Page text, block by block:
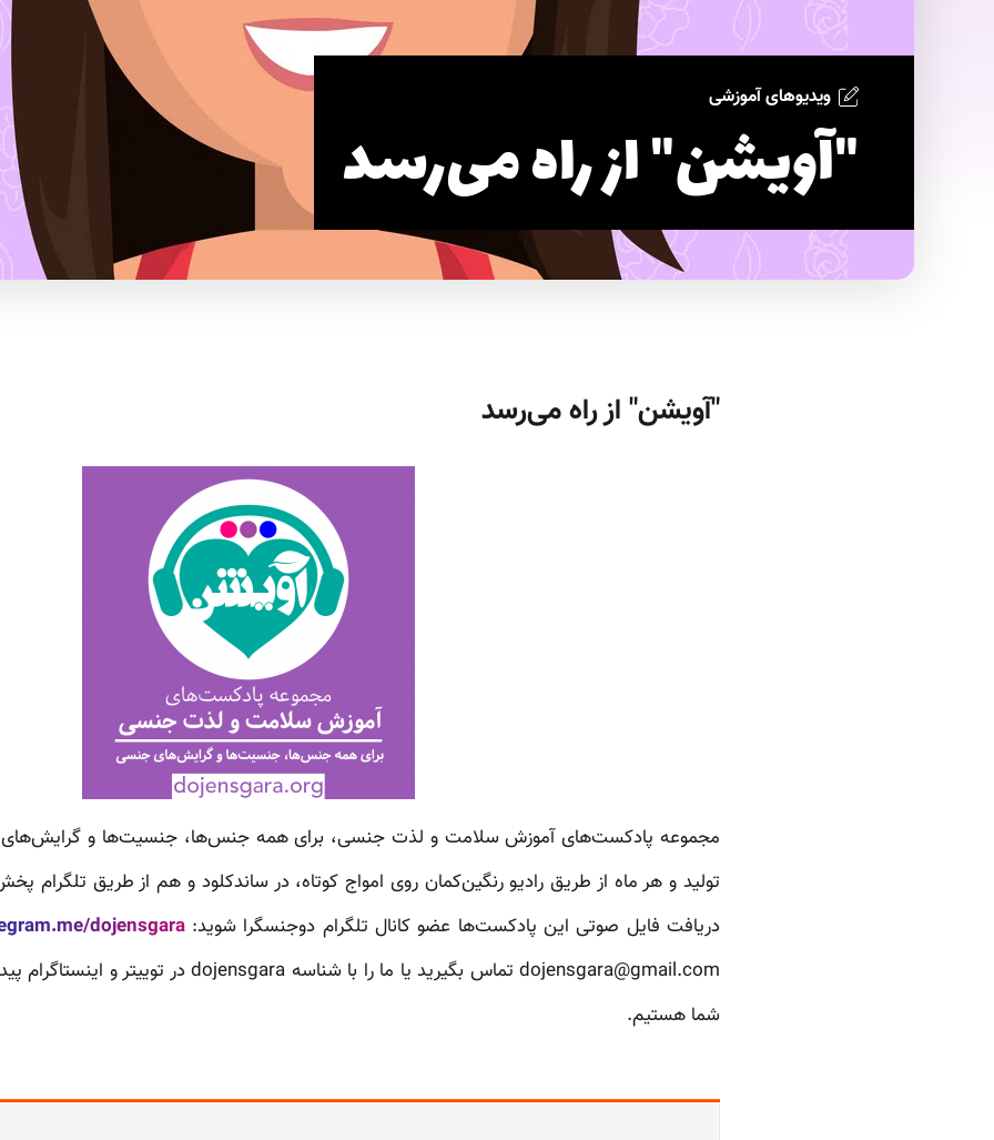
ویدیوهای آموزشی
"آویشن" از راه می‌رسد
"آویشن" از راه می‌رسد
مجموعه پادکست‌های آموزش سلامت و لذت جنسی، برای همه جنس‌ها، جنسیت‌ها و گرایش‌های
تولید و هر ماه از طریق رادیو رنگین‌کمان روی امواج کوتاه، در ساندکلود و هم از طریق تلگرام
دریافت فایل صوتی این پادکست‌ها عضو کانال تلگرام دوجنسگرا شوید:dojensgara
dojensgara@gmail.com تماس بگیرید یا ما را با شناسه dojensgara در توییتر و اینستاگرام پیدا کنید. در
شما هستیم.